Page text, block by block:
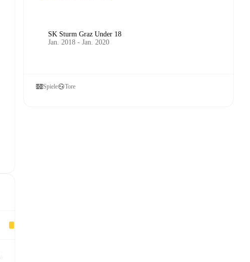
SK Sturm Graz Under 18
Jan. 2018 - Jan. 2020
Spiele Tore